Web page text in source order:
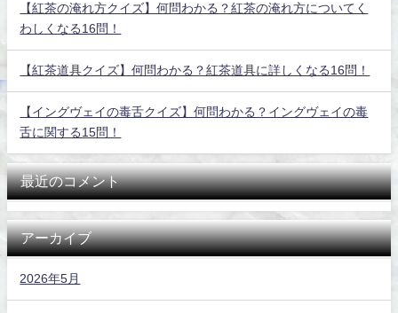
【紅茶の淹れ方クイズ】何問わかる？紅茶の淹れ方についてく
わしくなる16問！
【紅茶道具クイズ】何問わかる？紅茶道具に詳しくなる16問！
【イングヴェイの毒舌クイズ】何問わかる？イングヴェイの毒
舌に関する15問！
最近のコメント
アーカイブ
2026年5月